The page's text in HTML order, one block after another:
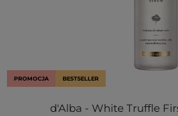
PROMOCJA BESTSELLER
d'Alba - White Truffle